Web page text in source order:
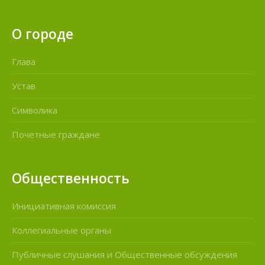
О городе
Глава
Устав
Символика
Почетные граждане
Общественность
Инициативная комиссия
Коллегиальные органы
Публичные слушания и Общественные обсуждения